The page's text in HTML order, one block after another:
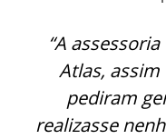
“A
Atlas,
pediram
realizasse